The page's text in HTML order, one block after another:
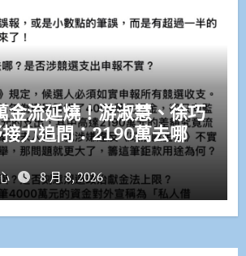
金流延燒！游淑慧、徐巧
力追問：2190萬去哪
8 月 8, 2026